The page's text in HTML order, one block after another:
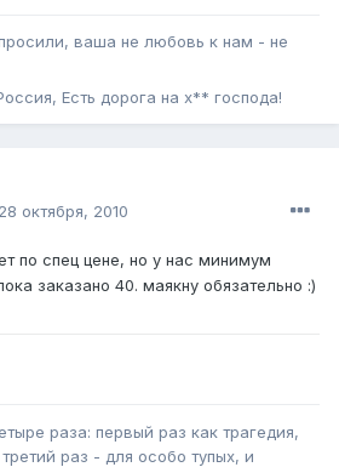
ваша не любовь к нам - не
Есть дорога на х** господа!
28 октября, 2010
по спец цене, но у нас минимум
заказано 40. маякну обязательно :)
раза: первый раз как трагедия,
раз - для особо тупых, и